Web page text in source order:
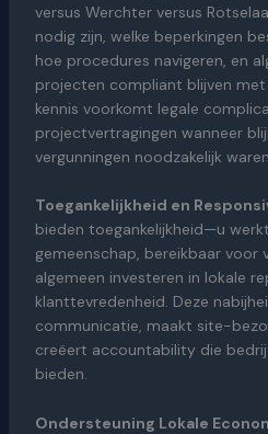
versus Werchter versus
nodig zijn, welke beperkingen
hoe procedures navigeren, en
projecten compliant blijven met
kennis voorkomt legale
projectvertragingen wanneer
vergunningen noodzakelijk
Toegankelijkheid en
bieden toegankelijkheid—u
gemeenschap, bereikbaar voor
algemeen investeren in lokale
klanttevredenheid. Deze
communicatie, maakt site-
creëert accountability die
bieden.
Ondersteuning Lokale